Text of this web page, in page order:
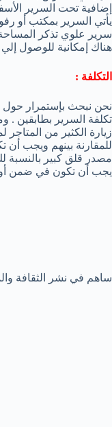
إضافية تحت السرير
يأتي السرير بمكتب أو
سرير علوي تذكر المساحة
هناك إمكانية للوصول
التكلفة :
نحن نبحث بإستمرار حول
تكلفة السرير بطابقين .
زيارة الكثير من المتاجر
للمقارنة بينهم ويجب أن
مصدر قلق كبير بالنسبة
يجب أن تكون في ضمن
ساهم في نشر الثقافة